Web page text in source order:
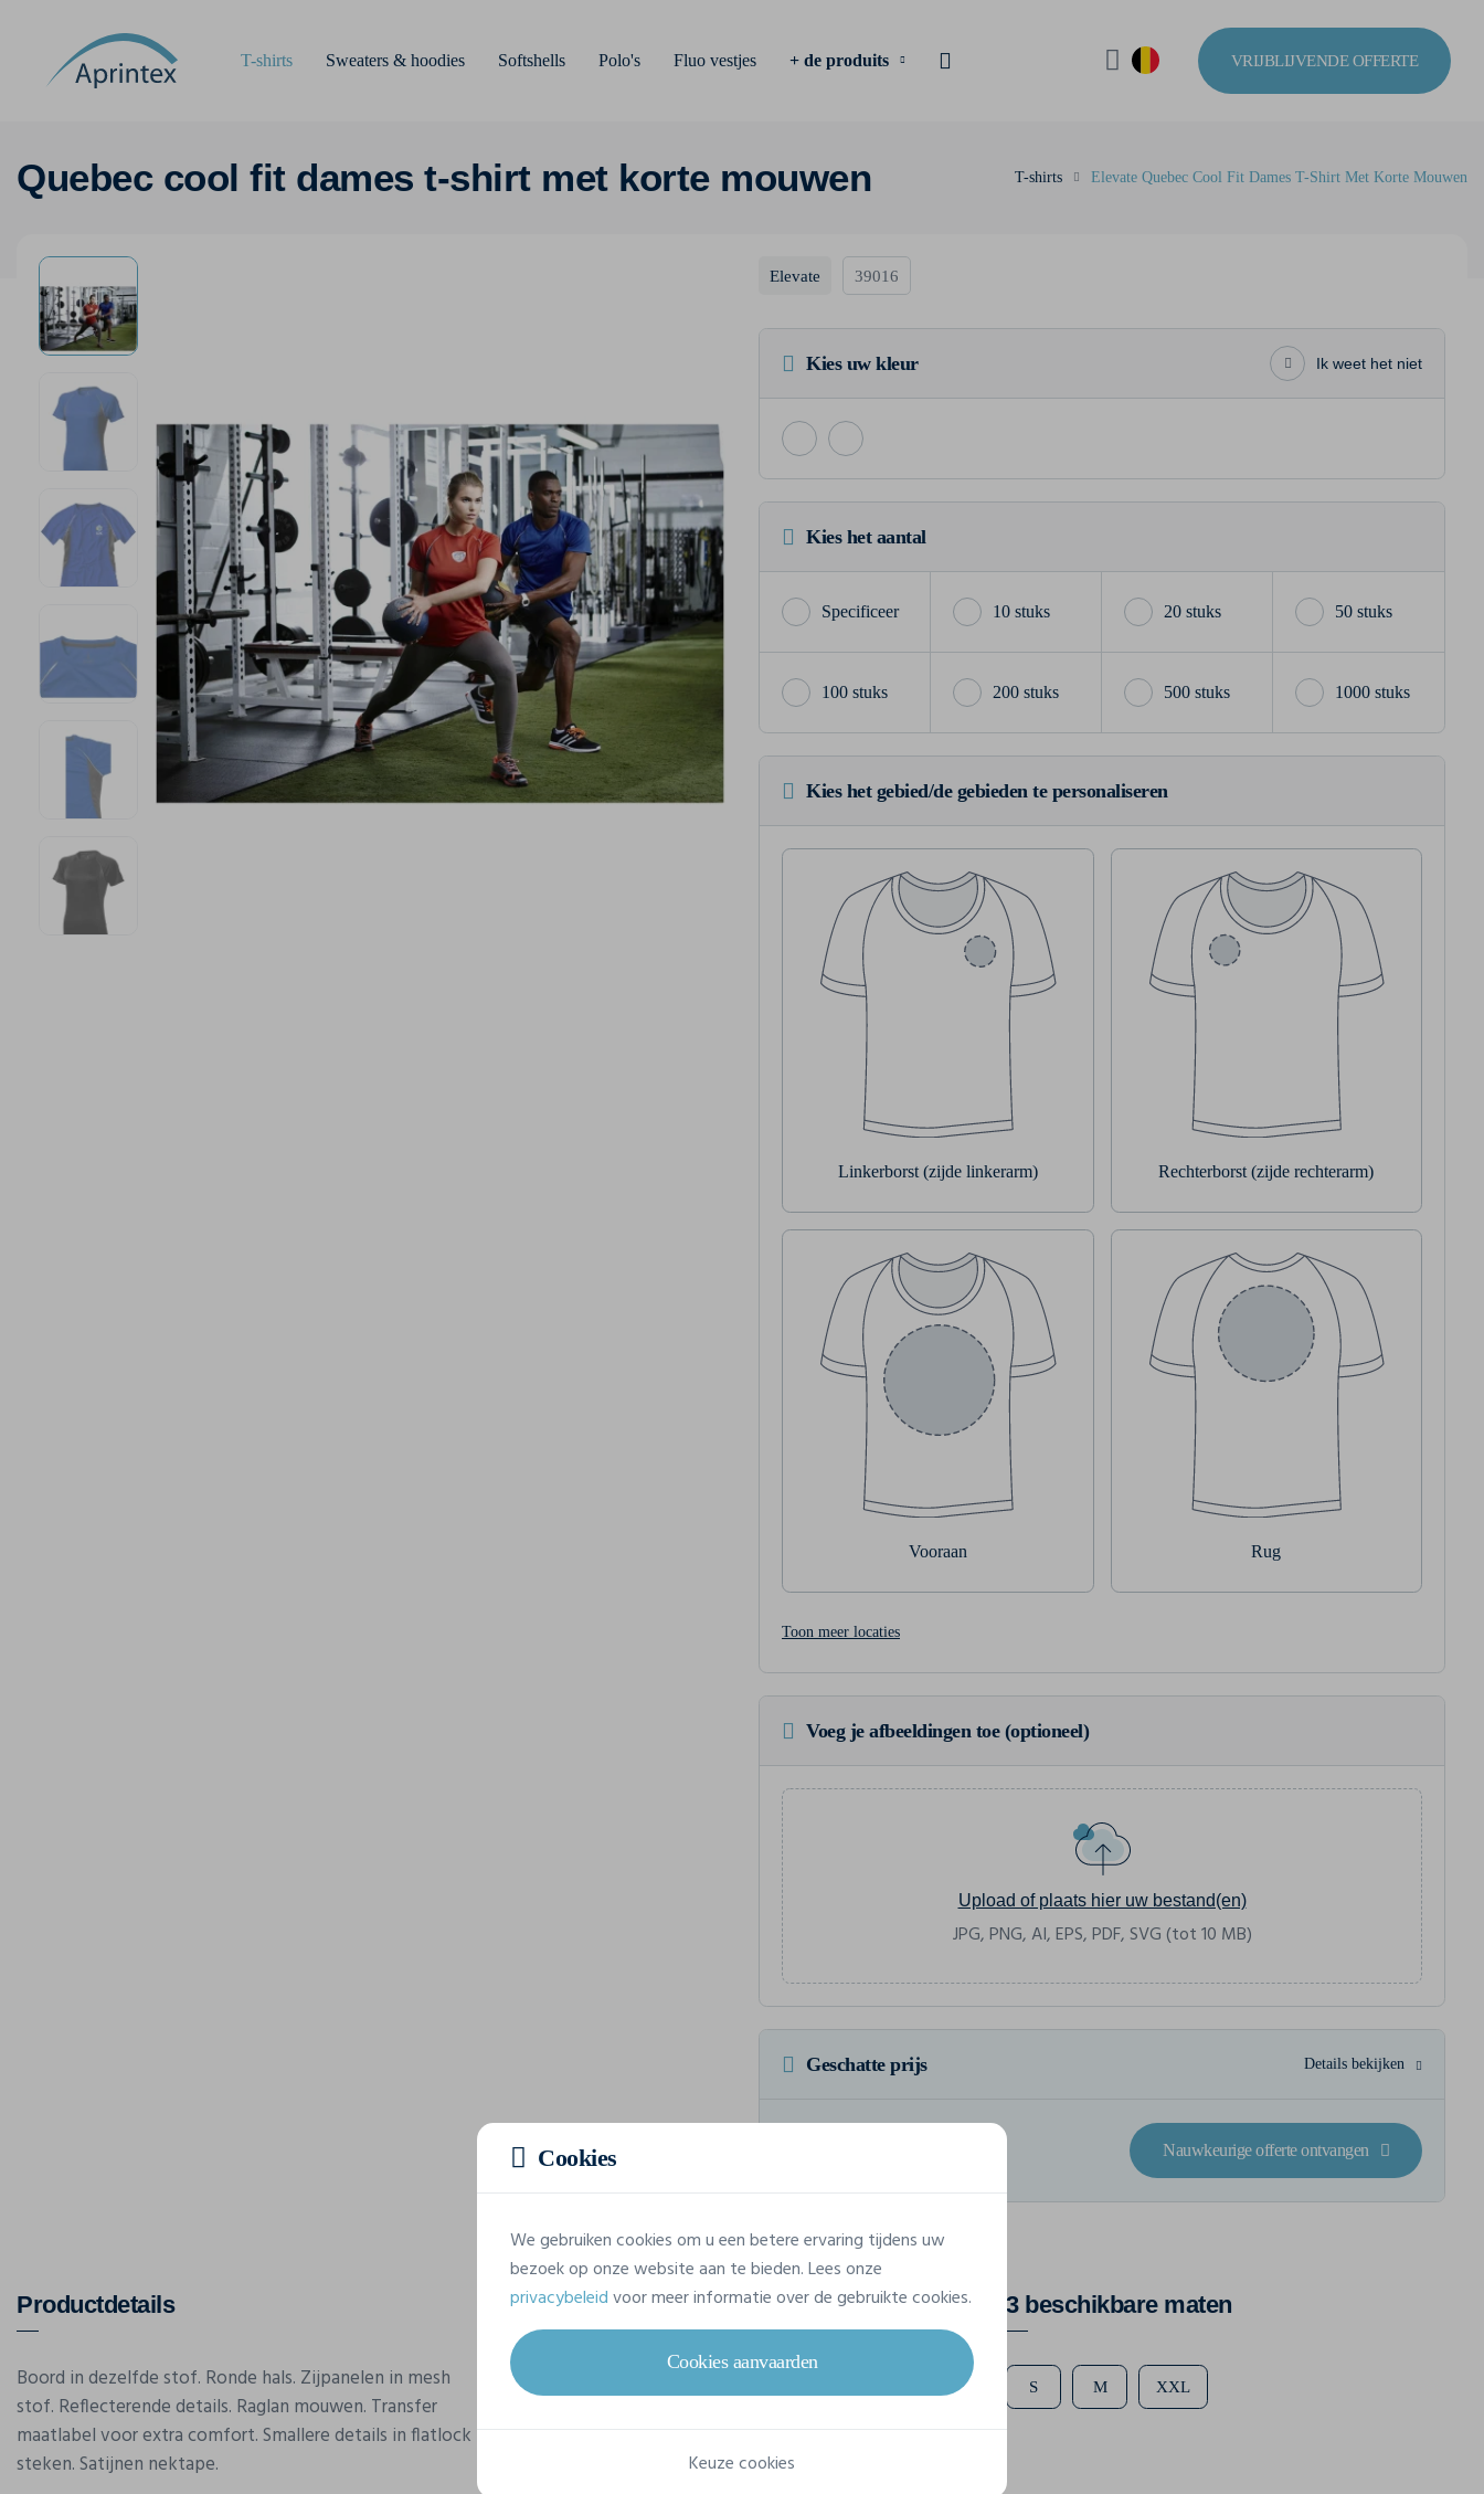
T-shirts Sweaters & hoodies Softshells Polo's Fluo vestjes + de produits VRIJBLIJVENDE OFFERTE
Quebec cool fit dames t-shirt met korte mouwen T-shirts Elevate Quebec Cool Fit Dames T-Shirt Met Korte Mouwen
Elevate 39016
Kies uw kleur Ik weet het niet
Kies het aantal
10 stuks 20 stuks 50 stuks
100 stuks 200 stuks 500 stuks 1000 stuks
Kies het gebied/de gebieden te personaliseren
Linkerborst (zijde linkerarm) Rechterborst (zijde rechterarm)
Vooraan Rug
Toon meer locaties
Voeg je afbeeldingen toe (optioneel)
Upload of plaats hier uw bestand(en)
JPG, PNG, AI, EPS, PDF, SVG (tot 10 MB)
Geschatte prijs Details bekijken
Nauwkeurige offerte ontvangen
Productdetails
Boord in dezelfde stof. Ronde hals. Zijpanelen in mesh
stof. Reflecterende details. Raglan mouwen. Transfer
maatlabel voor extra comfort. Smallere details in flatlock
steken. Satijnen nektape.
Eigenschappen
Merk
Elevate
Referentie
39016
3 beschikbare maten
S M XXL
Cookies
We gebruiken cookies om u een betere ervaring tijdens uw
bezoek op onze website aan te bieden. Lees onze
privacybeleidvoor meer informatie over de gebruikte cookies.
Cookies aanvaarden
Keuze cookies